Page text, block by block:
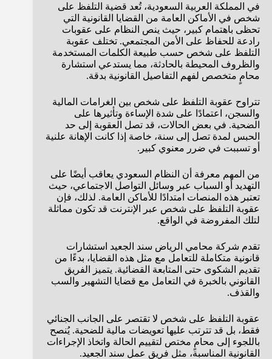
في المملكة العربية السعودية، تُعد قضية التلفظ على
شخص في الأماكن العامة من القضايا القانونية التي
تحظى باهتمام كبير، حيث ينص النظام على عقوبات
رادعة للحفاظ على الأمن المجتمعي. تختلف عقوبة
التلفظ على شخص حسب طبيعة الكلمات المستخدمة
والظروف المحيطة بالحادثة، مما يستدعي استشارة
محامٍ متخصص لفهم التفاصيل القانونية بدقة.
تتراوح عقوبة التلفظ على شخص بين الغرامات المالية
والسجن، اعتمادًا على شدة الإساءة وتأثيرها على
الضحية. في بعض الحالات، قد تصل العقوبة إلى حد
الحبس لمدة تصل إلى سنة، خاصة إذا كانت الإهانة علنية
أو تسببت في ضرر معنوي كبير.
من المهم معرفة أن النظام السعودي يعاقب أيضًا على
التهديد أو السباب عبر وسائل التواصل الاجتماعي، حيث
تعتبر هذه المنصات امتدادًا للأماكن العامة. لذلك، فإن
عقوبة التلفظ على شخص عبر الإنترنت قد تكون مماثلة
لتلك المفروضة في الواقع.
تقدم شركة محامي الرياض سند الجعيد استشارات
قانونية متكاملة للتعامل مع مثل هذه القضايا، بدءًا من
تقديم الشكوى حتى المتابعة القضائية. يتميز الفريق
القانوني بالخبرة في التعامل مع قضايا التشهير والسب
والقذف.
عقوبة التلفظ على شخص لا تقتصر على الجانب الجنائي
فقط، بل قد تترتب عليها تعويضات مالية للضحية. يُنصح
باللجوء إلى محامٍ مختص لتقييم الحالة واتخاذ الإجراءات
القانونية المناسبة، مثل فريق عمل سند الجعيد.